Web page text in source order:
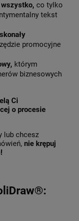
co tylko
tekst
promocyjne
którym
biznesowych
Ci
o procesie
lub chcesz
nie krępuj